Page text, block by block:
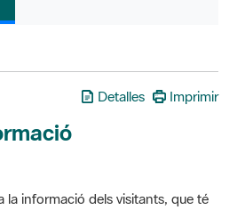
Detalles Imprimir
la informació dels visitants, que té